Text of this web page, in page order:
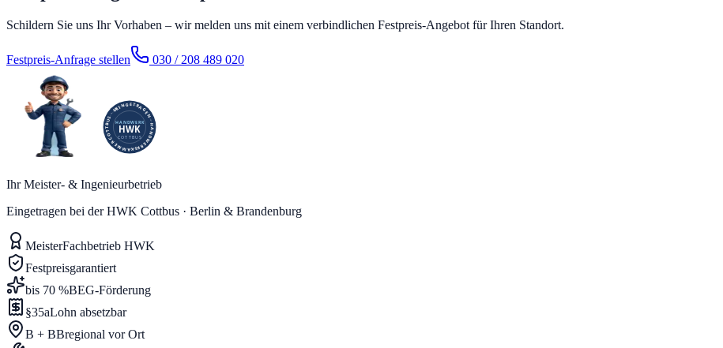
Schildern Sie uns Ihr Vorhaben – wir melden uns mit einem verbindlichen Festpreis-Angebot für Ihren Standort.
Festpreis-Anfrage stellen 030 / 208 489 020
Ihr Meister- & Ingenieurbetrieb
Eingetragen bei der HWK Cottbus · Berlin & Brandenburg
MeisterFachbetrieb HWK
Festpreisgarantiert
bis 70 %BEG-Förderung
§35aLohn absetzbar
B + BBregional vor Ort